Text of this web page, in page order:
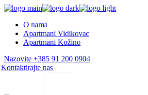
Skip
content
O nama
Apartmani Vidikovac
Apartmani Kožino
Nazovite +385 91 200 0904
Kontaktirajte nas